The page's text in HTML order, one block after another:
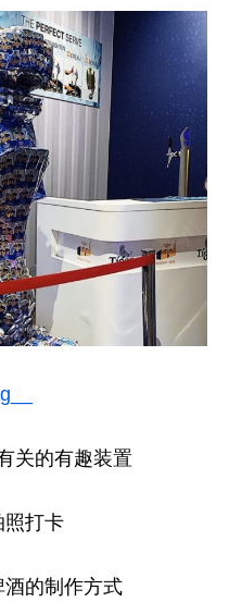
关的有趣装置
照打卡
的制作方式